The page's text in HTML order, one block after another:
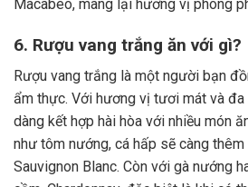
Macabeo, mang lại hương vị phong
6. Rượu vang trắng ăn với gì?
Rượu vang trắng là một người bạn
ẩm thực. Với hương vị tươi mát và đa
dàng kết hợp hài hòa với nhiều món
như tôm nướng, cá hấp sẽ càng
Sauvignon Blanc. Còn với gà nướng